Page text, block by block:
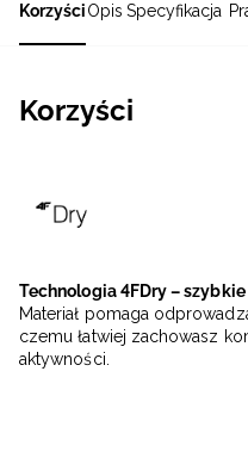
KorzyściOpis Specyfikacja
Korzyści
Technologia 4FDry –
Materiał pomaga
czemu łatwiej zachowasz
aktywności.